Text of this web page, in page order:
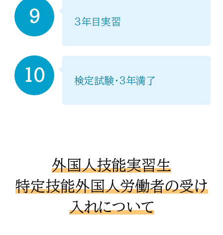
9 ３年目実習
10 検定試験・３年満了
外国人技能実習生
特定技能外国人労働者の受け
入れについて